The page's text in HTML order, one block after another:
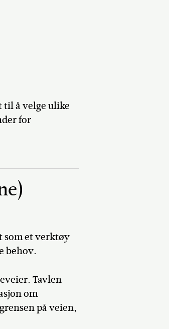
å velge ulike
for
som et verktøy
behov.
Tavlen
om
på veien,